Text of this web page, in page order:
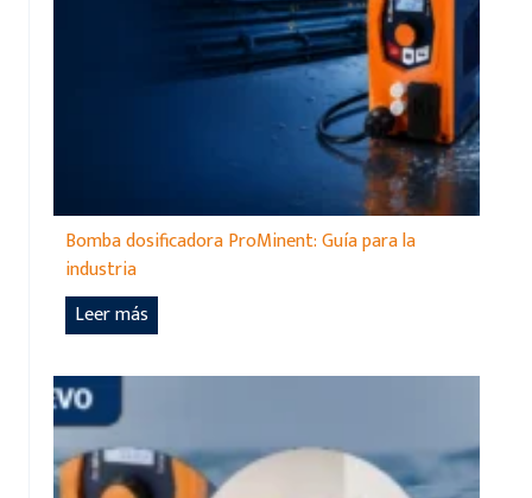
Bomba dosificadora ProMinent: Guía para la
industria
Leer más
o
m
d
o